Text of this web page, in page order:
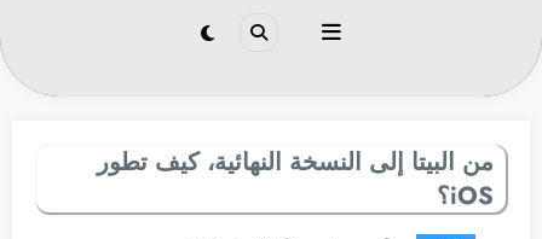
من البيتا إلى النسخة النهائية، كيف تطور
iOS؟